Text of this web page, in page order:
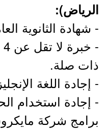
الرياض):
- شهادة الثانوية
ذات صلة.
- إجادة اللغة
- إجادة استخدام
برامج شركة